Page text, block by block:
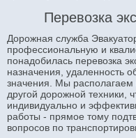
Перевозка
Дорожная служба
профессиональную и
понадобилась перевозка
назначения, удаленность
значения. Мы располагаем
другой дорожной техники,
индивидуально и
работы - прямое тому
вопросов по